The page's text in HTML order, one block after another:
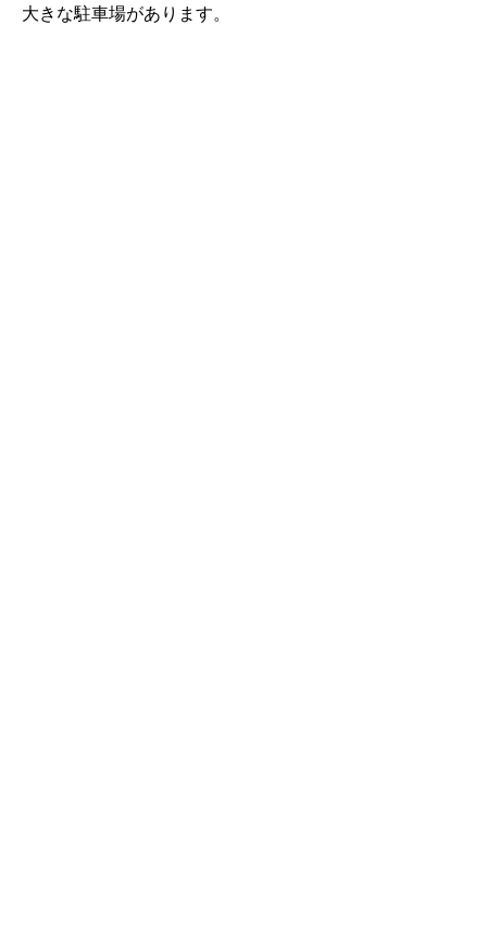
大きな駐車場があります。